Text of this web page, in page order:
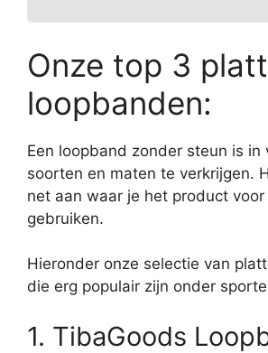
Onze top 3
loopbanden:
Een loopband zonder steun is in
soorten en maten te verkrijgen.
net aan waar je het product
gebruiken.
Hieronder onze selectie van
die erg populair zijn onder
1. TibaGoods